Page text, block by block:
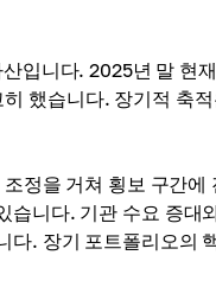
입니다. 2025년 말 현
했습니다. 장기적 축
정을 거쳐 횡보 구간
습니다. 기관 수요 증
다. 장기 포트폴리오의